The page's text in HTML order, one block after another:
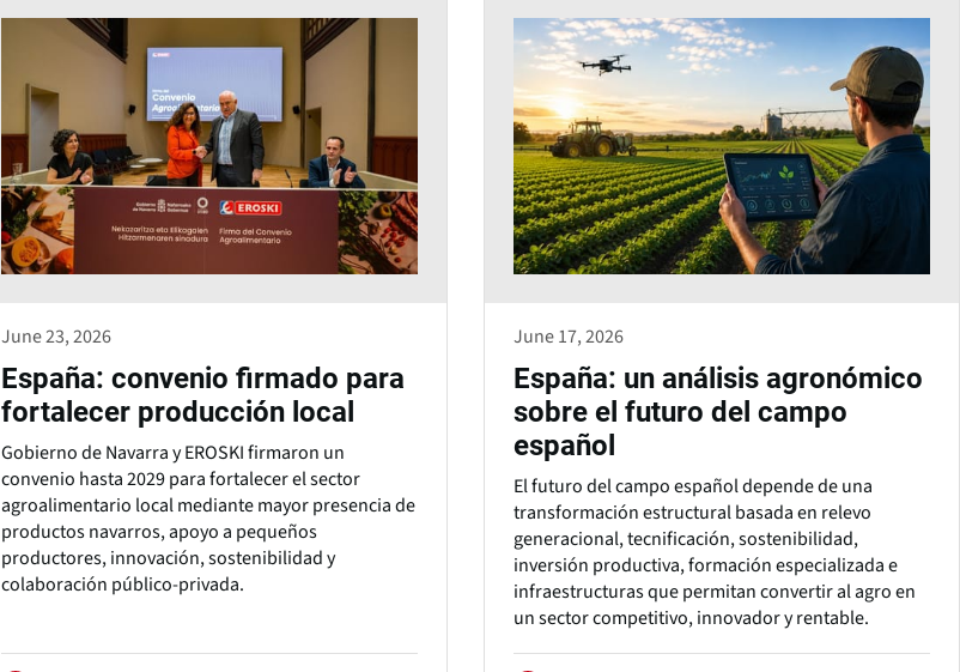
June 23, 2026
España: convenio firmado para
fortalecer producción local
Gobierno de Navarra y EROSKI firmaron un
convenio hasta 2029 para fortalecer el sector
agroalimentario local mediante mayor presencia de
productos navarros, apoyo a pequeños
productores, innovación, sostenibilidad y
colaboración público-privada.
June 17, 2026
España: un análisis agronómico
sobre el futuro del campo
español
El futuro del campo español depende de una
transformación estructural basada en relevo
generacional, tecnificación, sostenibilidad,
inversión productiva, formación especializada e
infraestructuras que permitan convertir al agro en
un sector competitivo, innovador y rentable.